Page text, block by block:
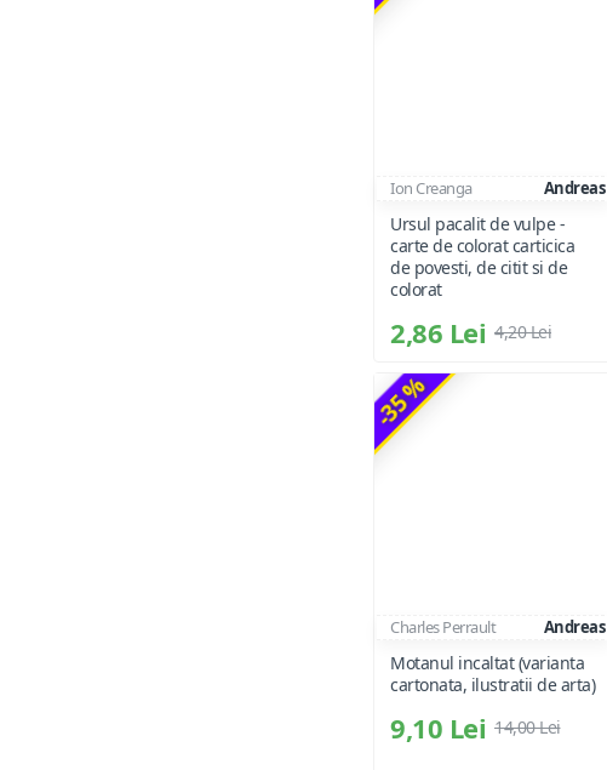
Ion Creanga Andreas
Ursul pacalit de vulpe -
carte de colorat carticica
de povesti, de citit si de
colorat
2,86 Lei 4,20 Lei
-35 %
Charles Perrault Andreas
Motanul incaltat (varianta
cartonata, ilustratii de arta)
9,10 Lei 14,00 Lei